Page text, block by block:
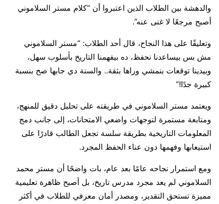
والدهشة بين الطلاب الذين اعتبروا أن “كلام مستر السلاموني
أصبح مرجعًا لا غنى عنه”.
وتعليقًا على هذا النجاح، قال أحد الطلاب: “مستر السلاموني
مش بس بيساعدنا نحفظ، ده بيفهمنا التاريخ بأسلوب سهل،
وبيدينا توقعات بنمشي وراها بثقة.. والسنة دي جابها صح بنسبة
كبيرة جدًا!”
ويعتمد مستر السلاموني في طريقته على تحليل دقيق للمنهج،
ومتابعة مستمرة لتوجهات واضعي الامتحانات، إلى جانب دمج
المعلومات التاريخية بطريقة سلسة تجعل الطالب قادرًا على
استيعابها وفهمها دون عناء الحفظ المجرد.
ومع استمرار نجاحه عامًا بعد عام، بات واضحًا أن مستر محمد
السلاموني لم يعد مجرد مدرس تاريخ، بل أصبح ظاهرة تعليمية
مميزة تستحق التقدير، ومصدر أمان معرفي للطلاب في أكثر